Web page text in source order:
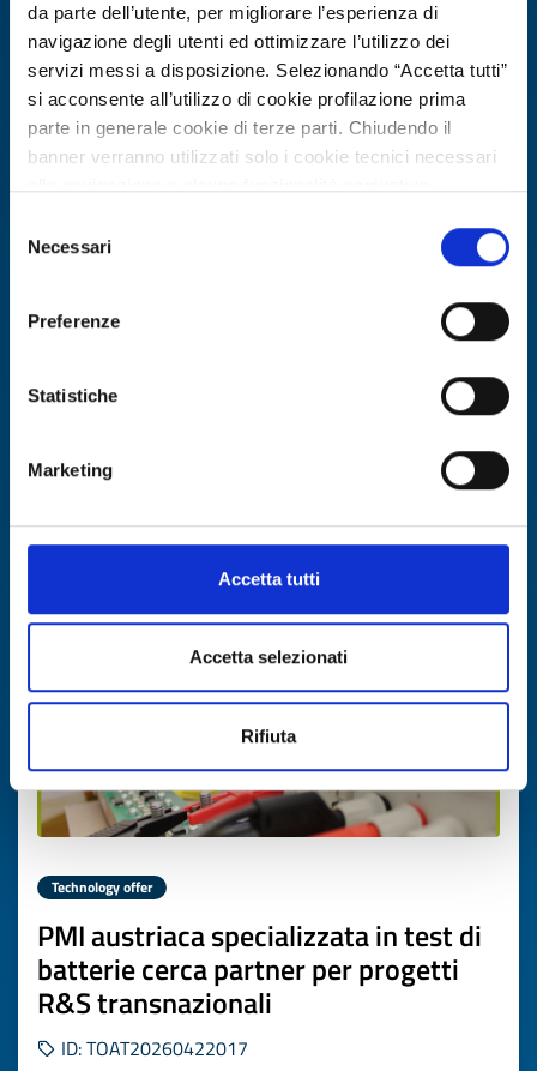
da parte dell’utente, per migliorare l’esperienza di
navigazione degli utenti ed ottimizzare l’utilizzo dei
servizi messi a disposizione. Selezionando “Accetta tutti”
si acconsente all’utilizzo di cookie profilazione prima
parte in generale cookie di terze parti. Chiudendo il
banner verranno utilizzati solo i cookie tecnici necessari
Per conoscere i dettagli, consulta la nostra cookie policy.
https://www.openinnovation.regione.lombardia.it/it/co
https://www.openinnovation.regione.lombardia.it/it/pr
delNecessari
Preferenze
Statistiche
Marketing
Accetta tutti
Accetta selezionati
Rifiuta
PMI austriaca offre in licenza
tecnologia brevettata per ombrelloni
bionici leggeri e sostenibili
DISCOVER MORE →
Expires on03 giugno 2027
Technology offer
PMI austriaca specializzata in test di
batterie cerca partner per progetti
R&S transnazionali
ID: TOAT20260422017